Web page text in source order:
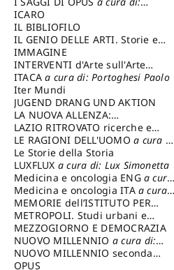
Scalesse Tommaso
ICARO
IL BIBLIOFILO
IL GENIO DELLE ARTI. Storie e
interpretazione
IMMAGINE
INTERVENTI d'Arte sull'Arte
dedicata alla cultura della
conservazione d’arte
Fondazione Paola Droghetti onlus
ITACAa cura di: Portoghesi Paolo
Iter Mundi
JUGEND DRANG UND AKTION
LA NUOVA ALLENZA:
ARCHITETTURA & AMBIENTE
LAZIO RITROVATO ricerche e
restauri
LE RAGIONI DELL'UOMOa cura di:
Lombardi Satriani Luigi
Le Storie della Storia
LUXFLUX a cura di: Lux Simonetta
Medicina e oncologia ENG a cura
di: Lopez Massimo
Medicina e oncologia ITA a cura
di: Lopez Massimo
MEMORIE dell’ISTITUTO PER
STORIA DEL RISORGIMENTO
METROPOLI. Studi urbani e
regionali
MEZZOGIORNO E DEMOCRAZIA
NUOVO MILLENNIO a cura di:
Capaldo Pellegrino
NUOVO MILLENNIO seconda
serie
OPUS